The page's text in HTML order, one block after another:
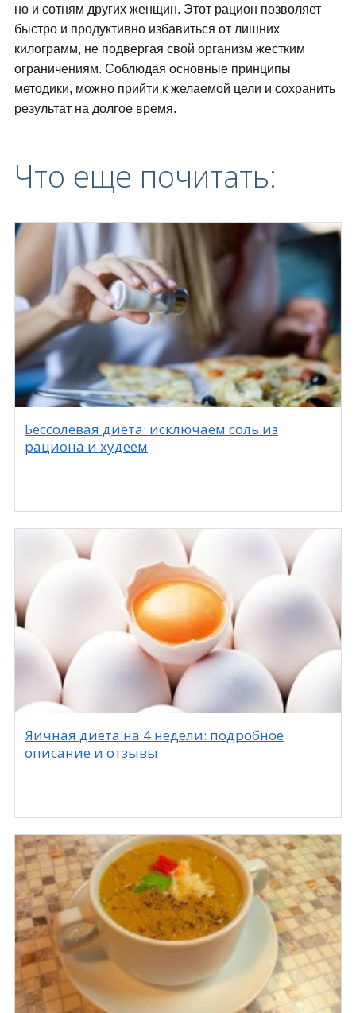
но и сотням других женщин. Этот рацион позволяет
быстро и продуктивно избавиться от лишних
килограмм, не подвергая свой организм жестким
ограничениям. Соблюдая основные принципы
методики, можно прийти к желаемой цели и сохранить
результат на долгое время.
Что еще почитать:
Бессолевая диета: исключаем соль из
рациона и худеем
Яичная диета на 4 недели: подробное
описание и отзывы